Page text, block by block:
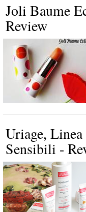
Joli Baume
Review
Uriage,
Sensibili -